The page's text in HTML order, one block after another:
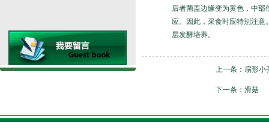
后者菌盖边缘变为黄色，中
应。因此，采食时应特别注意
层发酵培养。
上一条： 扇形小
下一条： 滑菇